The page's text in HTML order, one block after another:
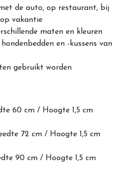
de auto, op restaurant, bij
vakantie
maten en kleuren
en -kussens van
gebruikt worden
60 cm / Hoogte 1,5 cm
72 cm / Hoogte 1,5 cm
90 cm / Hoogte 1,5 cm